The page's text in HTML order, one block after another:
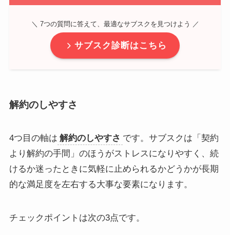
＼ 7つの質問に答えて、最適なサブスクを見つけよう ／
サブスク診断はこちら
解約のしやすさ
4つ目の軸は 解約のしやすさ です。サブスクは「契約
より解約の手間」のほうがストレスになりやすく、続
けるか迷ったときに気軽に止められるかどうかが長期
的な満足度を左右する大事な要素になります。
チェックポイントは次の3点です。